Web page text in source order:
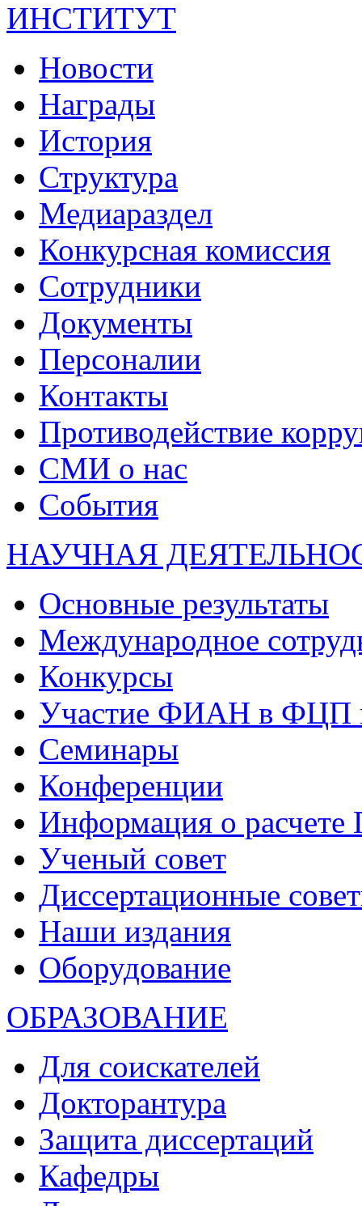
ИНСТИТУТ
Новости
Награды
История
Структура
Медиараздел
Конкурсная комиссия
Сотрудники
Документы
Персоналии
Контакты
Противодействие
СМИ о нас
События
НАУЧНАЯ
Основные результаты
Международное
Конкурсы
Участие ФИАН в ФЦП
Семинары
Конференции
Информация о
Ученый совет
Диссертационные
Наши издания
Оборудование
ОБРАЗОВАНИЕ
Для соискателей
Докторантура
Защита диссертаций
Кафедры